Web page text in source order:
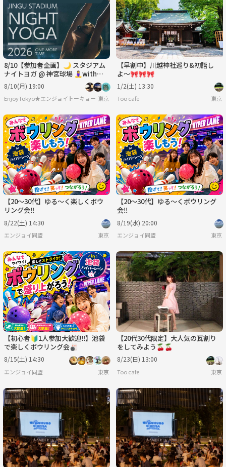
8/10【参加者企画】🌙 スタジアム
ナイトヨガ @ 神宮球場 🧘‍♀️with鈴
木一平
8/10(月) 19:00
EnjoyTokyo★エンジョイトーキョー 〜気持ちだけでも国際派〜
東京
【早割中】川越神社巡り&初詣し
よ〜🎀🎀🎀
1/2(土) 13:30
Too cafe 東京
【20〜30代】ゆる〜く楽しくボウ
リング会‼️
8/22(土) 14:30
エンジョイ同盟 東京
【20〜30代】ゆる〜くボウリング
会‼️
8/19(水) 20:00
エンジョイ同盟 東京
【初心者🔰1人参加大歓迎‼️】池袋
で楽しくボウリング会🎳
8/15(土) 14:30
エンジョイ同盟 東京
【20代30代限定】大人気の瓦割り
をしてみよう🍒🍒
8/23(日) 13:00
Too cafe 東京